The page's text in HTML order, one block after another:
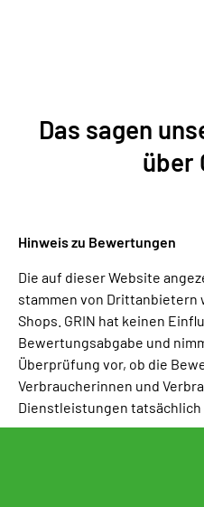
Das sagen
über
Hinweis zu Bewertungen
Die auf dieser Website
stammen von Drittanbietern
Shops. GRIN hat keinen
Bewertungsabgabe und
Überprüfung vor, ob die
Verbraucherinnen und
Dienstleistungen tatsächlich